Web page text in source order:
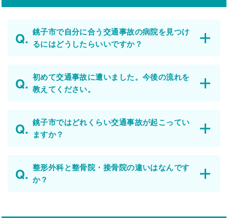
銚子市で自分に合う交通事故の病院を見つけ
るにはどうしたらいいですか？
初めて交通事故に遭いました。今後の流れを
教えてください。
銚子市ではどれくらい交通事故が起こってい
ますか？
整形外科と整骨院・接骨院の違いはなんです
か？